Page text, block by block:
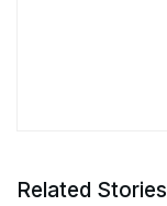
Related Stories